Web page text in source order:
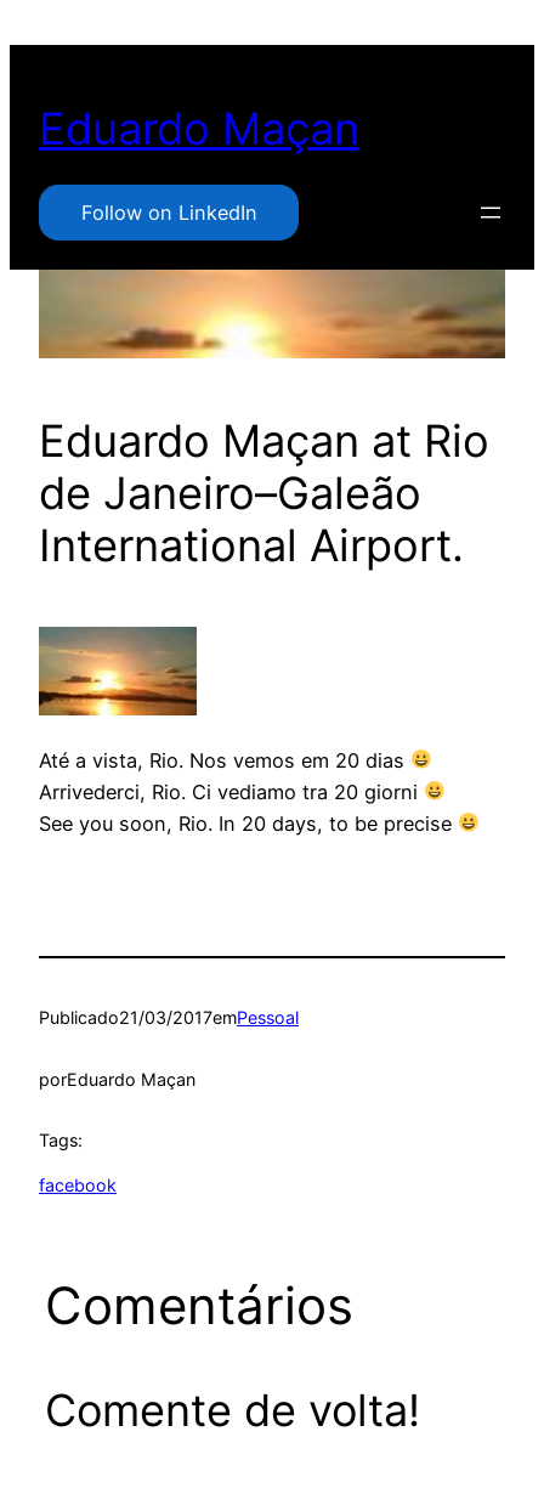
conteúdo
Eduardo Maçan
Follow on LinkedIn
Eduardo Maçan at Rio
de Janeiro–Galeão
International Airport.
Até a vista, Rio. Nos vemos em 20 dias
Arrivederci, Rio. Ci vediamo tra 20 giorni
See you soon, Rio. In 20 days, to be precise
Publicado21/03/2017emPessoal
porEduardo Maçan
Tags:
facebook
Comentários
Comente de volta!